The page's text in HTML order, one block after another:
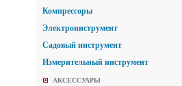
Компрессоры
Электроинструмент
Садовый инструмент
Измерительный инструмент
АКСЕССУАРЫ